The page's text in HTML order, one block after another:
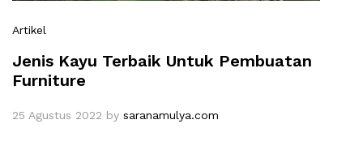
Artikel
Jenis Kayu Terbaik Untuk Pembuatan
Furniture
25 Agustus 2022 by saranamulya.com